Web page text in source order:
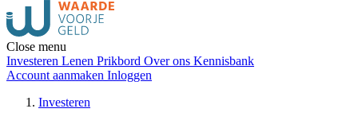
Close menu
Investeren Lenen Prikbord Over ons Kennisbank
Account aanmaken Inloggen
Investeren